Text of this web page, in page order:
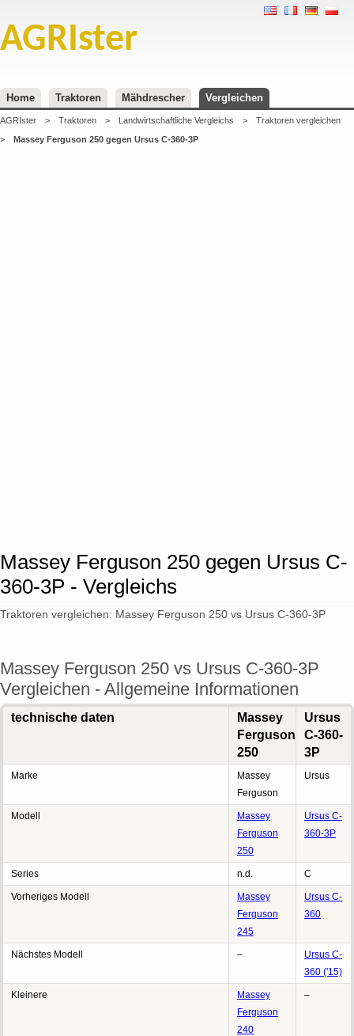
AGRIster
Home Traktoren Mähdrescher Vergleichen
AGRIster > Traktoren > Landwirtschaftliche Vergleichs >
Traktoren vergleichen
>
Massey Ferguson 250 gegen Ursus C-360-3P
Massey Ferguson 250 gegen Ursus C-
360-3P - Vergleichs
Traktoren vergleichen: Massey Ferguson 250 vs Ursus C-360-3P
Massey Ferguson 250 vs Ursus C-360-3P
Vergleichen - Allgemeine Informationen
technische daten
Massey
Ferguson
250
Ursus
C-360-
3P
Marke
Massey
Ferguson
Ursus
Modell
Massey
Ferguson
250
Ursus C-
360-3P
Series n.d. C
Vorheriges Modell
Massey
Ferguson
245
Ursus C-
360
Nächstes Modell –
Ursus C-
360 ('15)
Kleinere
Massey
Ferguson
240
–